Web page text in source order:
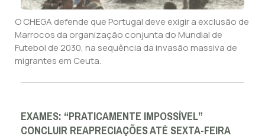
O CHEGA defende que Portugal deve exigir a exclusão de
Marrocos da organização conjunta do Mundial de
Futebol de 2030, na sequência da invasão massiva de
migrantes em Ceuta.
EXAMES: “PRATICAMENTE IMPOSSÍVEL”
CONCLUIR REAPRECIAÇÕES ATÉ SEXTA-FEIRA